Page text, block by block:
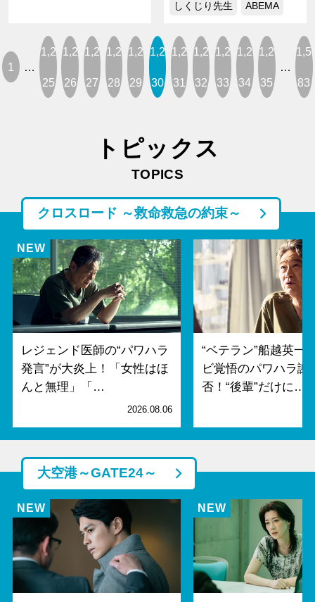
しくじり先生 ABEMA
1 …
1,2
25
1,2
26
1,2
27
1,2
28
1,2
29
1,2
30
1,2
31
1,2
32
1,2
33
1,2
34
1,2
35
…
1,5
83
トピックス
TOPICS
クロスロード ～救命救急の約束～
レジェンド医師の“パワハラ
発言”が大炎上！「女性はほ
んと無理」「…
2026.08.06
“ベテラン”船越英一
ビ覚悟のパワハラ謝
否！“後輩”だけに…
大空港～GATE24～